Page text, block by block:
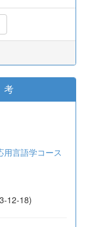
考
用言語学コース
12-18)